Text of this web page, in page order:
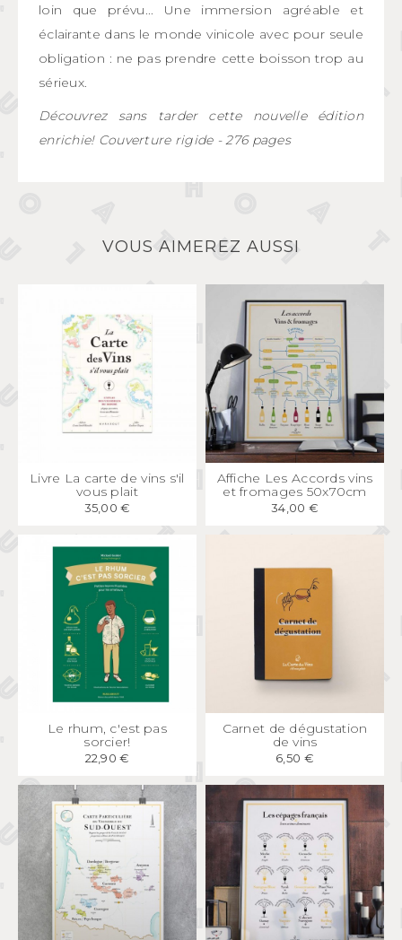
loin que prévu... Une immersion agréable et
éclairante dans le monde vinicole avec pour seule
obligation : ne pas prendre cette boisson trop au
sérieux.
Découvrez sans tarder cette nouvelle édition
enrichie! Couverture rigide - 276 pages
VOUS AIMEREZ AUSSI
APERÇU RAPIDE
Livre La carte de vins s'il
vous plait
35,00 €
APERÇU RAPIDE
Affiche Les Accords vins
et fromages 50x70cm
34,00 €
APERÇU
Le rhum, c'est pas
sorcier!
22,90 €
APERÇU RAPIDE
Carnet de dégustation
de vins
6,50 €